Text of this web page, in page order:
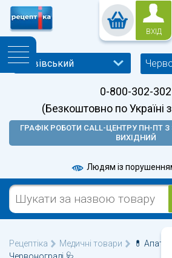
ВХІД
0-800-302-302
(Безкоштовно по Україні
ГРАФІК РОБОТИ CALL-ЦЕНТРУ ПН-ПТ З
ВИХІДНИЙ
Людям із
Рецептіка Медичні товари
💊
Червонограді 🩺